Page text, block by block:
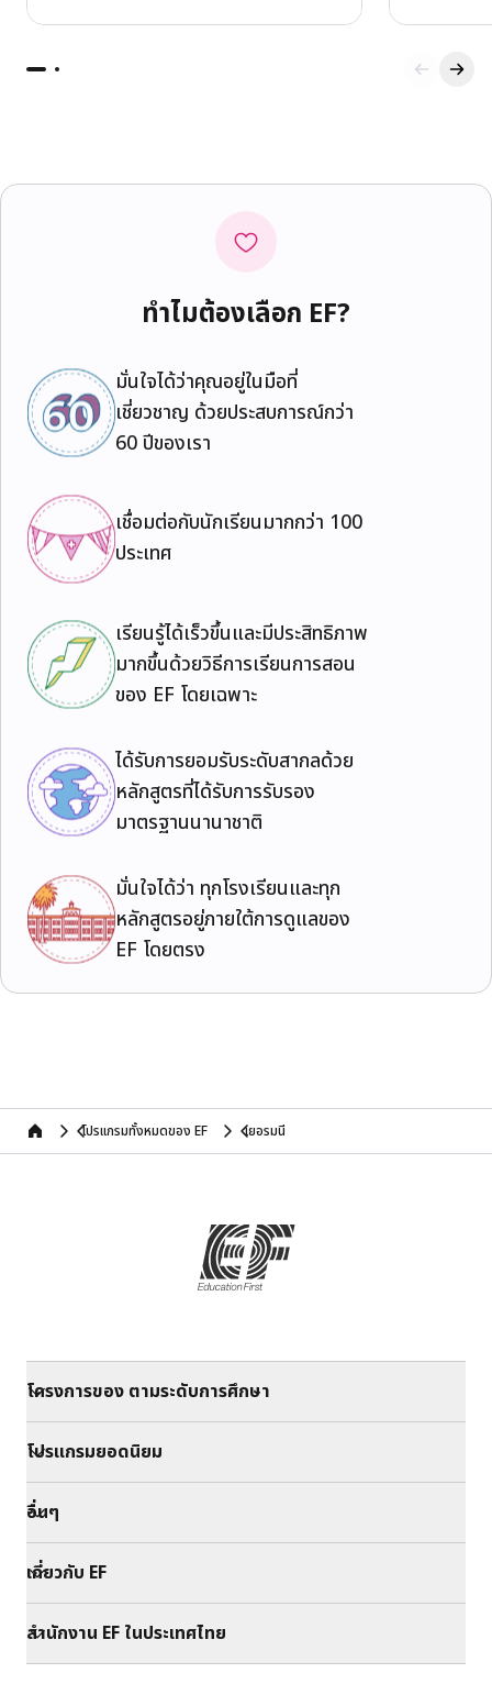
ทำไมต้องเลือก EF?
มั่นใจได้ว่าคุณอยู่ในมือที่
เชี่ยวชาญ ด้วยประสบการณ์กว่า
60 ปีของเรา
เชื่อมต่อกับนักเรียนมากกว่า 100
ประเทศ
เรียนรู้ได้เร็วขึ้นและมีประสิทธิภาพ
มากขึ้นด้วยวิธีการเรียนการสอน
ของ EF โดยเฉพาะ
ได้รับการยอมรับระดับสากลด้วย
หลักสูตรที่ได้รับการรับรอง
มาตรฐานนานาชาติ
มั่นใจได้ว่า ทุกโรงเรียนและทุก
หลักสูตรอยู่ภายใต้การดูแลของ
EF โดยตรง
home โปรแกรมทั้งหมดของ EF เยอรมนี
โครงการของ ตามระดับการศึกษา
โปรแกรมยอดนิยม
อื่นๆ
เกี่ยวกับ EF
สำนักงาน EF ในประเทศไทย